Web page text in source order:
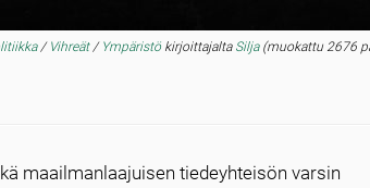
/ Vihreät/ Ympäristö kirjoittajalta Silja(muokattu 2676
maailmanlaajuisen tiedeyhteisön varsin